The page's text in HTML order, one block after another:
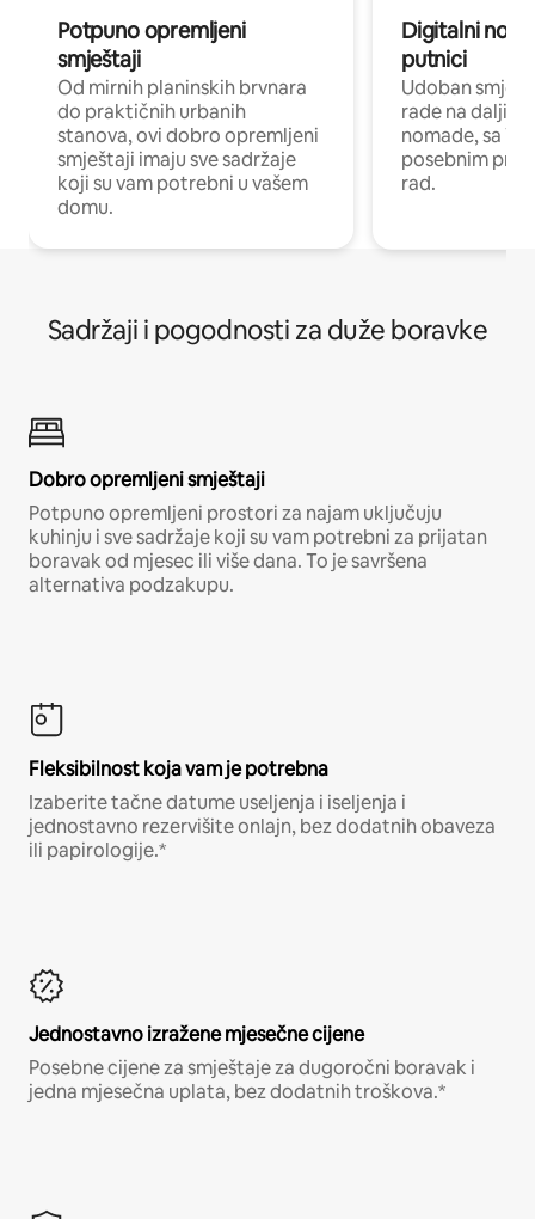
Potpuno opremljeni
smještaji
Od mirnih planinskih brvnara
do praktičnih urbanih
stanova, ovi dobro opremljeni
smještaji imaju sve sadržaje
koji su vam potrebni u vašem
domu.
Digitalni
putnici
Udoban
rade na
nomade, sa
posebnim
rad.
Sadržaji i pogodnosti za duže boravke
Dobro opremljeni smještaji
Potpuno opremljeni prostori za najam uključuju
kuhinju i sve sadržaje koji su vam potrebni za prijatan
boravak od mjesec ili više dana. To je savršena
alternativa podzakupu.
Fleksibilnost koja vam je potrebna
Izaberite tačne datume useljenja i iseljenja i
jednostavno rezervišite onlajn, bez dodatnih obaveza
ili papirologije.*
Jednostavno izražene mjesečne cijene
Posebne cijene za smještaje za dugoročni boravak i
jedna mjesečna uplata, bez dodatnih troškova.*